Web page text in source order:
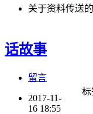
关于资料传送
话故事
留言
标
2017-11-
16 18:55